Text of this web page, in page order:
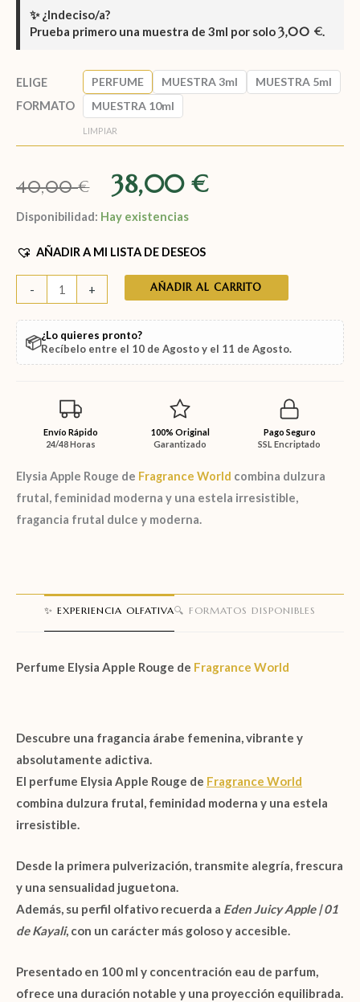
✨¿Indeciso/a?
Prueba primero una muestra de 3ml por solo3,00 €.
ELIGE
FORMATO
PERFUME MUESTRA 3ml
MUESTRA 5ml
MUESTRA 10ml
LIMPIAR
40,00€ 38,00€
Disponibilidad: Hay existencias
AÑADIR A MI LISTA DE DESEOS
- + AÑADIR AL CARRITO
📦¿Lo quieres pronto?
Recíbelo entre el 10 de Agostoy el 11 de Agosto.
Envío Rápido
24/48 Horas
100% Original
Garantizado
Pago Seguro
SSL Encriptado
Elysia Apple Rouge de Fragrance World combina dulzura
frutal, feminidad moderna y una estela irresistible,
fragancia frutal dulce y moderna.
✨ EXPERIENCIA OLFATIVA🔍 FORMATOS DISPONIBLES
Perfume Elysia Apple Rouge de Fragrance World
Descubre una fragancia árabe femenina, vibrante y
absolutamente adictiva.
El perfume Elysia Apple Rouge de Fragrance World
combina dulzura frutal, feminidad moderna y una estela
irresistible.
Desde la primera pulverización, transmite alegría, frescura
y una sensualidad juguetona.
Además, su perfil olfativo recuerda a Eden Juicy Apple | 01
de Kayali, con un carácter más goloso y accesible.
Presentado en 100 ml y concentración eau de parfum,
ofrece una duración notable y una proyección equilibrada.